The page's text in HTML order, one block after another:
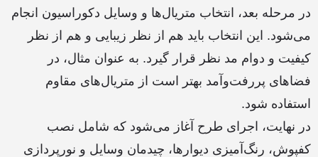
در مرحله بعد، انتخاب متریال‌ها و وسایل دکوراسیون انجام
می‌شود. این انتخاب باید هم از نظر زیبایی و هم از نظر
کیفیت و دوام مد نظر قرار گیرد. به عنوان مثال، در
فضاهای پررفت‌وآمد بهتر است از متریال‌های مقاوم
استفاده شود.
در نهایت، اجرای طرح آغاز می‌شود که شامل نصب
کفپوش، رنگ‌آمیزی دیوارها، چیدمان وسایل و نورپردازی